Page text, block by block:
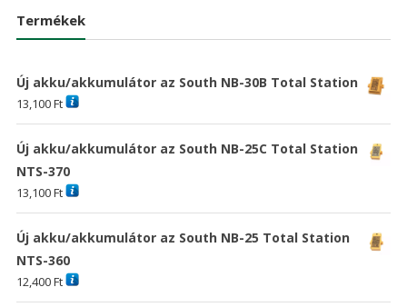
Termékek
Új akku/akkumulátor az South NB-30B Total Station
13,100Ft
Új akku/akkumulátor az South NB-25C Total Station
NTS-370
13,100Ft
Új akku/akkumulátor az South NB-25 Total Station
NTS-360
12,400Ft